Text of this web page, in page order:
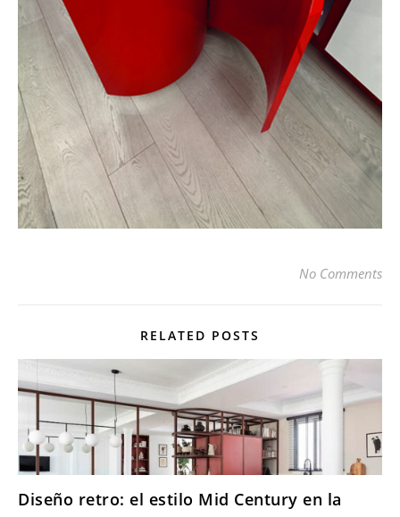
No Comments
RELATED POSTS
Diseño retro: el estilo Mid Century en la